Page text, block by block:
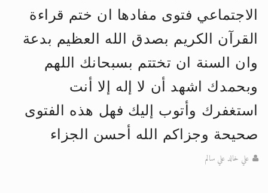
اقرأ هذا الكتاب وتعرّف على حقيقة
الحجّ.. دلالات، حِكم، وأهداف >> المزيد
الاجتماعي فتوى مفادها ان ختم قراءة
القرآن الكريم بصدق الله العظيم بدعة
وان السنة ان تختتم بسبحانك اللهم
وبحمدك اشهد أن لا إله إلا أنت
استغفرك وأتوب إليك فهل هذه الفتوى
صحيحة وجزاكم الله أحسن الجزاء
علي خالد علي سالم